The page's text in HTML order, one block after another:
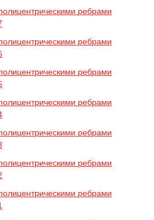
ребрами
ребрами
ребрами
ребрами
ребрами
ребрами
ребрами